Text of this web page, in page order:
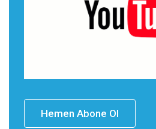
Hemen Abone Ol